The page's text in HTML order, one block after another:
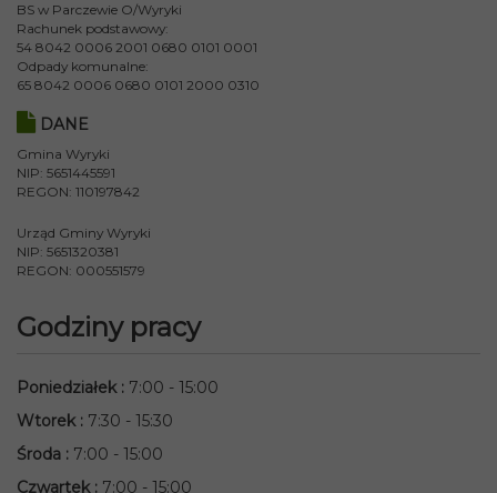
BS w Parczewie O/Wyryki
Rachunek podstawowy:
54 8042 0006 2001 0680 0101 0001
Odpady komunalne:
65 8042 0006 0680 0101 2000 0310
DANE
Gmina Wyryki
NIP: 5651445591
REGON: 110197842
Urząd Gminy Wyryki
NIP: 5651320381
REGON: 000551579
Godziny pracy
Poniedziałek: 7:00 - 15:00
Wtorek: 7:30 - 15:30
Środa : 7:00 - 15:00
Czwartek: 7:00 - 15:00